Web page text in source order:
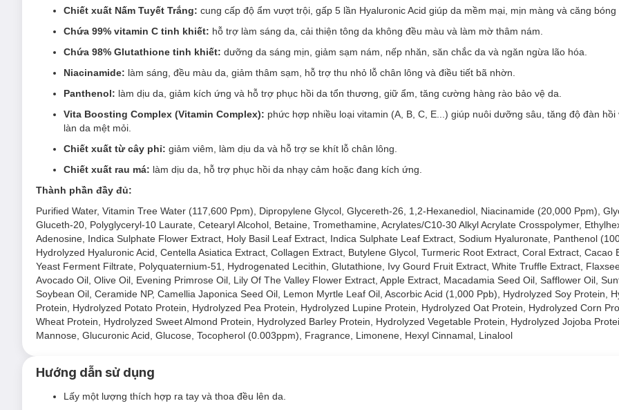
Toner d'Alba Vita Toning Serum Toner phù hợp với loại da nào?
Sản phẩm thích hợp cho mọi loại da.
Đối tượng sử dụng Toner d'Alba Vita Toning Serum Toner:
Da xỉn màu, thâm sạm
Da thiếu ẩm, mất nước
.
Da lão hoá, nếp nhăn
Da có lỗ chân lông to.
Muốn tẩy da chết nhẹ nhàng.
Ưu thế nổi bật của Toner d'Alba Vita Toning Serum Toner:
Chiết xuất Nấm Tuyết Trắngcung cấp độ ẩm vượt trội, gấp 5 lần Hyaluronic Acid giúp da mềm mại, mịn màng và căng bóng
Chứa 99% vitamin C tinh khiết
hỗ trợ làm sáng da, cải thiện tông da không đều màu và làm mờ thâm nám.
Niacinamide làm sáng, đều màu da, giảm thâm sạm, hỗ trợ thu nhỏ lỗ chân lông và điều tiết bã nhờn.
Panthenollàm dịu da, giảm kích ứng và hỗ trợ phục hồi da tổn thương, giữ ẩm, tăng cường hàng rào bảo vệ da.
Chiết xuất Nấm Tuyết Trắng: cung cấp độ ẩm vượt trội, gấp 5 lần Hyaluronic Acid giúp da mềm mại, mịn màng và căng bóng
Chứa 99% vitamin C tinh khiết: hỗ trợ làm sáng da, cải thiện tông da không đều màu và làm mờ thâm nám.
Chứa 98% Glutathione tinh khiết: dưỡng da sáng mịn, giảm sạm nám, nếp nhăn, săn chắc da và ngăn ngừa lão hóa.
Niacinamide: làm sáng, đều màu da, giảm thâm sạm, hỗ trợ thu nhỏ lỗ chân lông và điều tiết bã nhờn.
Panthenol: làm dịu da, giảm kích ứng và hỗ trợ phục hồi da tổn thương, giữ ẩm, tăng cường hàng rào bảo vệ da.
Vita Boosting Complex (Vitamin Complex): phức hợp nhiều loại vitamin (A, B, C, E...) giúp nuôi dưỡng sâu, tăng độ đàn
làn da mệt mỏi.
Chiết xuất từ cây phỉ: giảm viêm, làm dịu da và hỗ trợ se khít lỗ chân lông.
Chiết xuất rau má: làm dịu da, hỗ trợ phục hồi da nhạy cảm hoặc đang kích ứng.
Thành phần đầy đủ:
Purified Water, Vitamin Tree Water (117,600 Ppm), Dipropylene Glycol, Glycereth-26, 1,2-Hexanediol, Niacinamide (20,000 Ppm),
Gluceth-20, Polyglyceryl-10 Laurate, Cetearyl Alcohol, Betaine, Tromethamine, Acrylates/C10-30 Alkyl Acrylate Crosspolymer,
Adenosine, Indica Sulphate Flower Extract, Holy Basil Leaf Extract, Indica Sulphate Leaf Extract, Sodium Hyaluronate, Panthenol
Hydrolyzed Hyaluronic Acid, Centella Asiatica Extract, Collagen Extract, Butylene Glycol, Turmeric Root Extract, Coral Extract, Cacao
Yeast Ferment Filtrate, Polyquaternium-51, Hydrogenated Lecithin, Glutathione, Ivy Gourd Fruit Extract, White Truffle Extract,
Avocado Oil, Olive Oil, Evening Primrose Oil, Lily Of The Valley Flower Extract, Apple Extract, Macadamia Seed Oil, Safflower Oil,
Soybean Oil, Ceramide NP, Camellia Japonica Seed Oil, Lemon Myrtle Leaf Oil, Ascorbic Acid (1,000 Ppb), Hydrolyzed Soy Protein,
Protein, Hydrolyzed Potato Protein, Hydrolyzed Pea Protein, Hydrolyzed Lupine Protein, Hydrolyzed Oat Protein, Hydrolyzed Corn
Wheat Protein, Hydrolyzed Sweet Almond Protein, Hydrolyzed Barley Protein, Hydrolyzed Vegetable Protein, Hydrolyzed Jojoba
Mannose, Glucuronic Acid, Glucose, Tocopherol (0.003ppm), Fragrance, Limonene, Hexyl Cinnamal, Linalool
Hướng dẫn sử dụng
Lấy một lượng thích hợp ra tay và thoa đều lên da.